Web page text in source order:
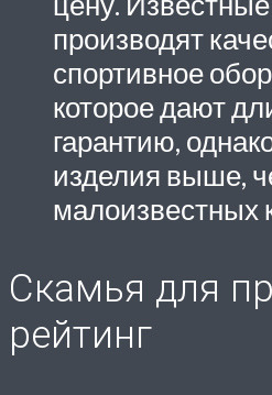
производят
спортивное
которое дают
гарантию,
изделия выше,
малоизвестных
Скамья для
рейтинг